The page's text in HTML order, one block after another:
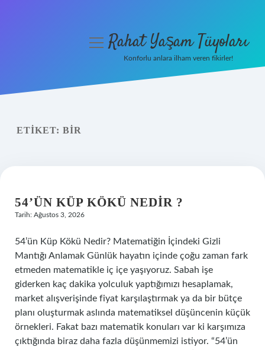
Yasal Uyarı
menüyüRahat Yaşam Tüyoları
Konforlu anlara ilham veren fikirler!
ETIKET: BIR
54’ÜN KÜP KÖKÜ NEDIR ?
Tarih: Ağustos 3, 2026
54’ün Küp Kökü Nedir? Matematiğin İçindeki Gizli
Mantığı Anlamak Günlük hayatın içinde çoğu zaman fark
etmeden matematikle iç içe yaşıyoruz. Sabah işe
giderken kaç dakika yolculuk yaptığımızı hesaplamak,
market alışverişinde fiyat karşılaştırmak ya da bir bütçe
planı oluşturmak aslında matematiksel düşüncenin küçük
örnekleri. Fakat bazı matematik konuları var ki karşımıza
çıktığında biraz daha fazla düşünmemizi istiyor. “54’ün